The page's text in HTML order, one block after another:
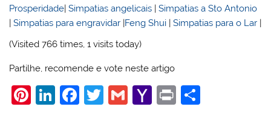
Prosperidade|Simpatias angelicais |Simpatias a Sto Antonio
|Simpatias para engravidar |Feng Shui |Simpatias para o Lar |
(Visited 766 times, 1 visits today)
Partilhe, recomende e vote neste artigo
Pi Li F
T
G
Y
Pr